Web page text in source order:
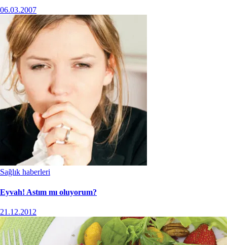
06.03.2007
Sağlık haberleri
Eyvah! Astım mı oluyorum?
21.12.2012